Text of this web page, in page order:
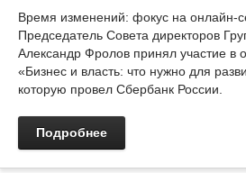
Время изменений: фокус на онлайн-
Председатель Совета директоров
Александр Фролов принял участие в
«Бизнес и власть: что нужно для
которую провел Сбербанк России.
Подробнее